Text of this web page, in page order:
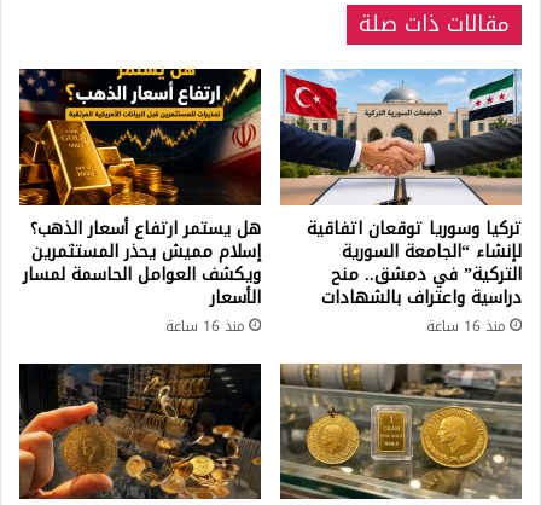
مقالات ذات صلة
تركيا وسوريا توقعان اتفاقية
لإنشاء “الجامعة السورية
التركية” في دمشق.. منح
دراسية واعتراف بالشهادات
منذ 16 ساعة
هل يستمر ارتفاع أسعار الذهب؟
إسلام مميش يحذر المستثمرين
ويكشف العوامل الحاسمة لمسار
الأسعار
منذ 16 ساعة